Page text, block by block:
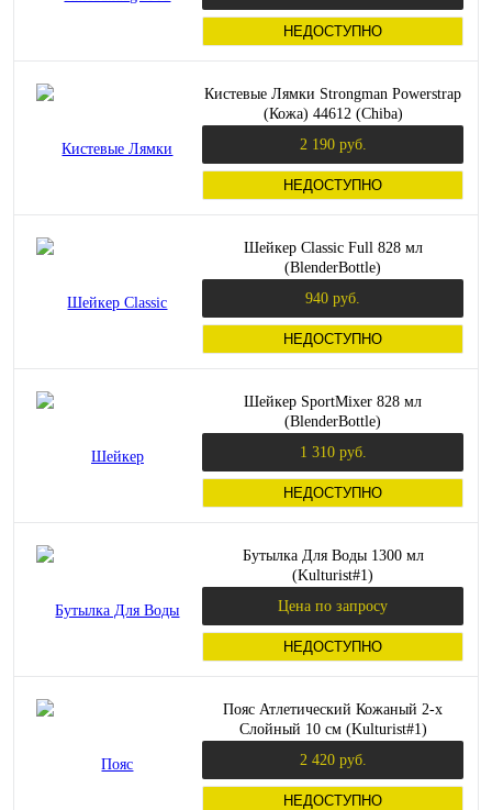
НЕДОСТУПНО
Кистевые Лямки Strongman Powerstrap
(Кожа) 44612 (Chiba)
2 190 руб.
НЕДОСТУПНО
Шейкер Classic Full 828 мл
(BlenderBottle)
940 руб.
НЕДОСТУПНО
Шейкер SportMixer 828 мл
(BlenderBottle)
1 310 руб.
НЕДОСТУПНО
Бутылка Для Воды 1300 мл
(Kulturist#1)
Цена по запросу
НЕДОСТУПНО
Пояс Атлетический Кожаный 2-х
Слойный 10 см (Kulturist#1)
2 420 руб.
НЕДОСТУПНО